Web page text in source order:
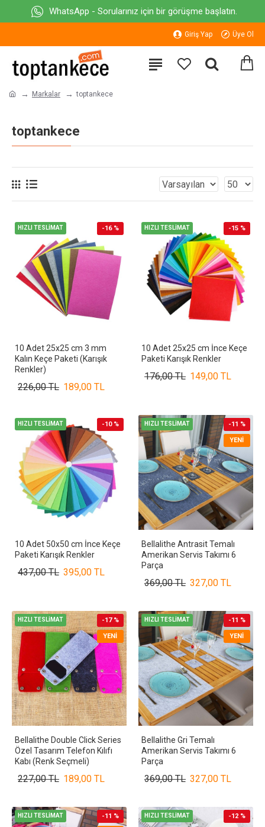
WhatsApp - Sorularınız için bir görüşme başlatın.
Giriş Yap Üye Ol
Markalar toptankece
toptankece
HIZLI TESLİMAT -16 %
10 Adet 25x25 cm 3 mm
Kalın Keçe Paketi (Karışık
Renkler)
189,00 TL
226,00 TL
HIZLI TESLİMAT -15 %
10 Adet 25x25 cm İnce Keçe
Paketi Karışık Renkler
149,00 TL
176,00 TL
HIZLI TESLİMAT -10 %
10 Adet 50x50 cm İnce Keçe
Paketi Karışık Renkler
395,00 TL
437,00 TL
HIZLI TESLİMAT
YENI
-11 %
Bellalithe Antrasit Temalı
Amerikan Servis Takımı 6
Parça
327,00 TL
369,00 TL
HIZLI TESLİMAT
YENI
-17 %
Bellalithe Double Click Series
Özel Tasarım Telefon Kılıfı
Kabı (Renk Seçmeli)
189,00 TL
227,00 TL
HIZLI TESLİMAT
YENI
-11 %
Bellalithe Gri Temalı
Amerikan Servis Takımı 6
Parça
327,00 TL
369,00 TL
HIZLI TESLİMAT -11 % HIZLI TESLİMAT -12 %